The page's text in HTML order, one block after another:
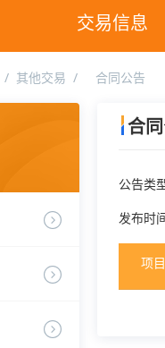
交易信息
/ 其他交易 / 合同公告
合
公告类
发布时间
项